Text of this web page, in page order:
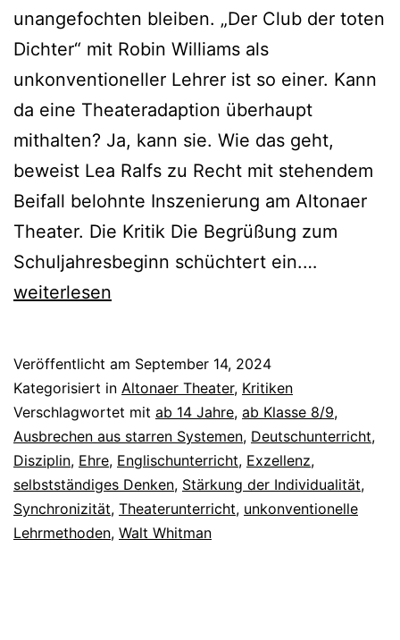
unangefochten bleiben. „Der Club der toten
Dichter“ mit Robin Williams als
unkonventioneller Lehrer ist so einer. Kann
da eine Theateradaption überhaupt
mithalten? Ja, kann sie. Wie das geht,
beweist Lea Ralfs zu Recht mit stehendem
Beifall belohnte Inszenierung am Altonaer
Theater. Die Kritik Die Begrüßung zum
Schuljahresbeginn schüchtert ein.…
weiterlesen
Veröffentlicht am September 14, 2024
Kategorisiert in Altonaer Theater, Kritiken
Verschlagwortet mit ab 14 Jahre, ab Klasse 8/9,
Ausbrechen aus starren Systemen, Deutschunterricht,
Disziplin, Ehre, Englischunterricht, Exzellenz,
selbstständiges Denken, Stärkung der Individualität,
Synchronizität, Theaterunterricht, unkonventionelle
Lehrmethoden, Walt Whitman